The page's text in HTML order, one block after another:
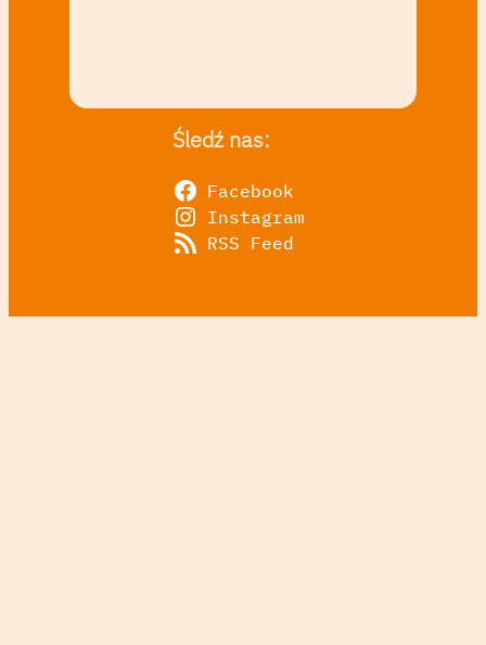
Śledź nas:
Facebook
Instagram
RSS Feed